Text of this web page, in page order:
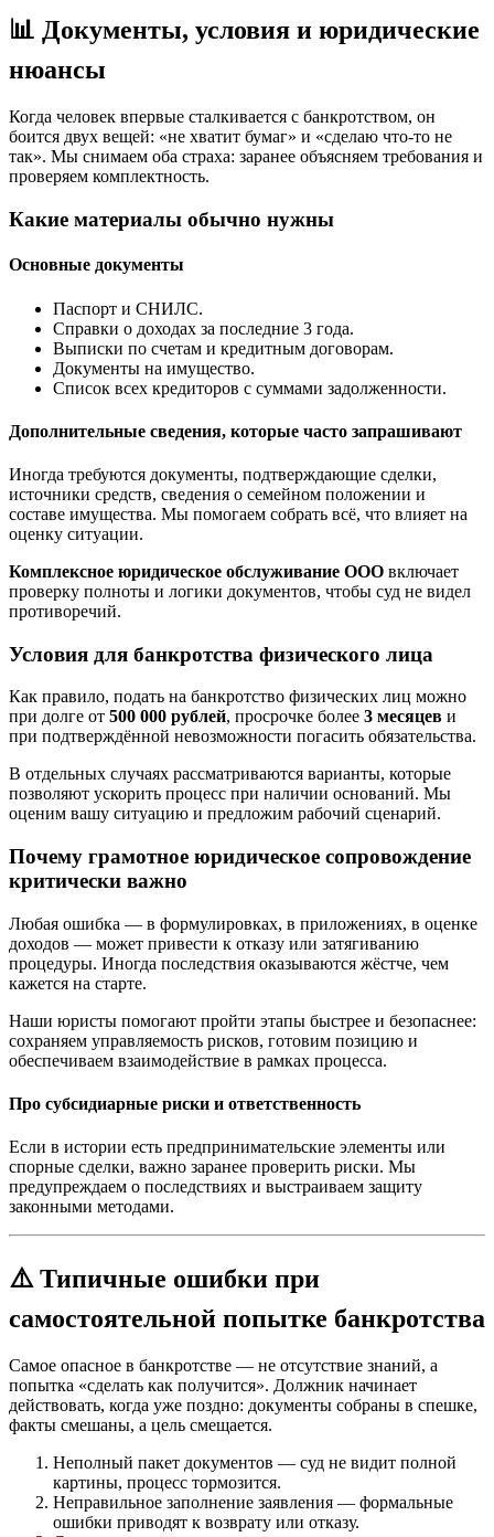
📊 Документы, условия и юридические
нюансы
Когда человек впервые сталкивается с банкротством, он
боится двух вещей: «не хватит бумаг» и «сделаю что-то не
так». Мы снимаем оба страха: заранее объясняем требования и
проверяем комплектность.
Какие материалы обычно нужны
Основные документы
Паспорт и СНИЛС.
Справки о доходах за последние 3 года.
Выписки по счетам и кредитным договорам.
Документы на имущество.
Список всех кредиторов с суммами задолженности.
Дополнительные сведения, которые часто запрашивают
Иногда требуются документы, подтверждающие сделки,
источники средств, сведения о семейном положении и
составе имущества. Мы помогаем собрать всё, что влияет на
оценку ситуации.
Комплексное юридическое обслуживание ООО включает
проверку полноты и логики документов, чтобы суд не видел
противоречий.
Условия для банкротства физического лица
Как правило, подать на банкротство физических лиц можно
при долге от 500 000 рублей, просрочке более 3 месяцев и
при подтверждённой невозможности погасить обязательства.
В отдельных случаях рассматриваются варианты, которые
позволяют ускорить процесс при наличии оснований. Мы
оценим вашу ситуацию и предложим рабочий сценарий.
Почему грамотное юридическое сопровождение
критически важно
Любая ошибка — в формулировках, в приложениях, в оценке
доходов — может привести к отказу или затягиванию
процедуры. Иногда последствия оказываются жёстче, чем
кажется на старте.
Наши юристы помогают пройти этапы быстрее и безопаснее:
сохраняем управляемость рисков, готовим позицию и
обеспечиваем взаимодействие в рамках процесса.
Про субсидиарные риски и ответственность
Если в истории есть предпринимательские элементы или
спорные сделки, важно заранее проверить риски. Мы
предупреждаем о последствиях и выстраиваем защиту
законными методами.
⚠️ Типичные ошибки при
самостоятельной попытке банкротства
Самое опасное в банкротстве — не отсутствие знаний, а
попытка «сделать как получится». Должник начинает
действовать, когда уже поздно: документы собраны в спешке,
факты смешаны, а цель смещается.
Неполный пакет документов — суд не видит полной
картины, процесс тормозится.
Неправильное заполнение заявления — формальные
ошибки приводят к возврату или отказу.